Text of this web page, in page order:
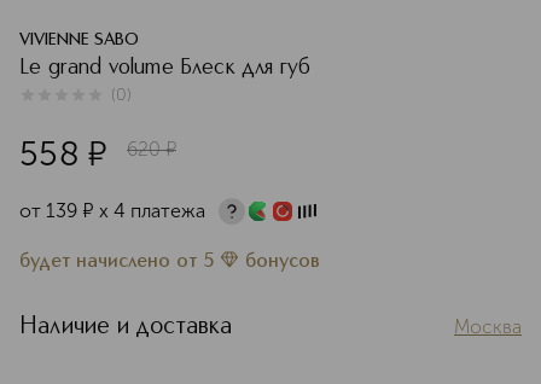
VIVIENNE SABO
Le grand volume Блеск для губ
(0)
558 ¤ 620 ¤
от 139 ¤ х 4 платежа
будет начислено от 5 бонусов
Наличие и доставка Москва